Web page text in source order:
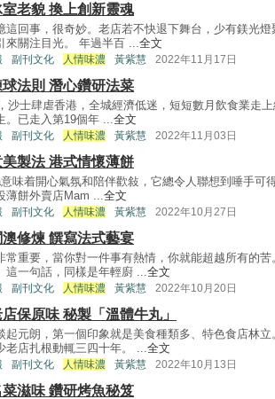
室老貌 換上創新靈魂
這回事，很奇妙。老店若不快退下舞台，少有鎂光
來關注目光。 年過半百 ...全文
副刊文化 人情味濃 黃紫慧 2022年11月17日
法則 潛心鑽研法菜
沙士肆虐香港，全城經濟低迷，短短數月飲食業走
。已走入第19個年 ...全文
副刊文化 人情味濃 黃紫慧 2022年11月03日
製法 港式情懷薄餅
意味着開心氣氛和陪伴歡敍，它總令人聯想到唾手可
薄餅外賣店Mam ...全文
副刊文化 人情味濃 黃紫慧 2022年10月27日
澳修煉 饌寫法式藝宴
常重要，當你對一件事有熱情，你就能超越所有的
這一句話，同樣是年輕廚 ...全文
副刊文化 人情味濃 黃紫慧 2022年10月20日
保原味 秘製「溫體牛丸」
起元朗，第一個印象就是美食種類多、特色食店林
老店扎根動輒三四十年。 ...全文
副刊文化 人情味濃 黃紫慧 2022年10月13日
滋味 鑽研烤魚秘笈